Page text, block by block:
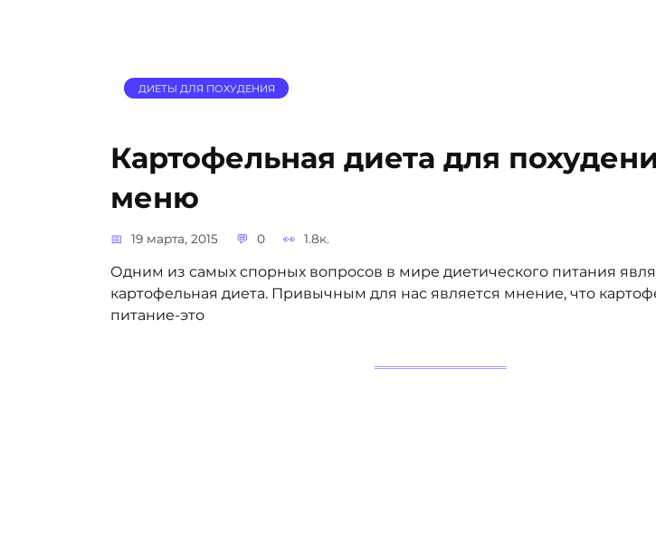
ДИЕТЫ ДЛЯ ПОХУДЕНИЯ
Картофельная диета для
меню
19 марта, 2015 0 1.8к.
Одним из самых спорных вопросов в мире диетического питания
картофельная диета. Привычным для нас является мнение, что
питание-это